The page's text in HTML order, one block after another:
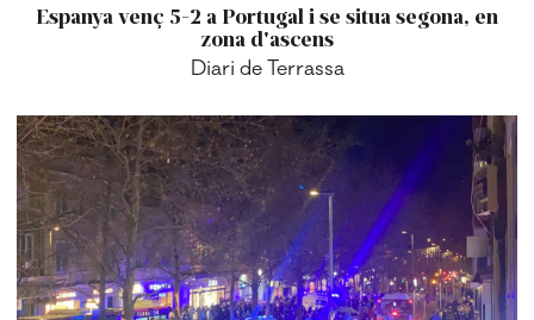
Espanya venç 5-2 a Portugal i se situa segona, en
zona d'ascens
Diari de Terrassa